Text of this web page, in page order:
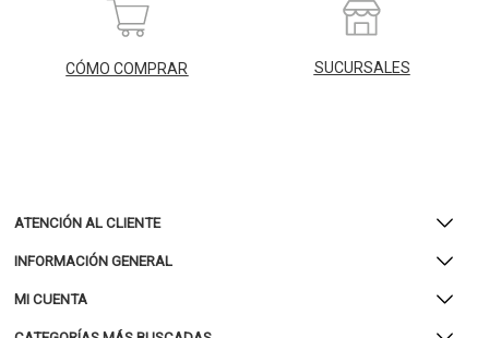
CÓMO COMPRAR SUCURSALES
ATENCIÓN AL CLIENTE
INFORMACIÓN GENERAL
MI CUENTA